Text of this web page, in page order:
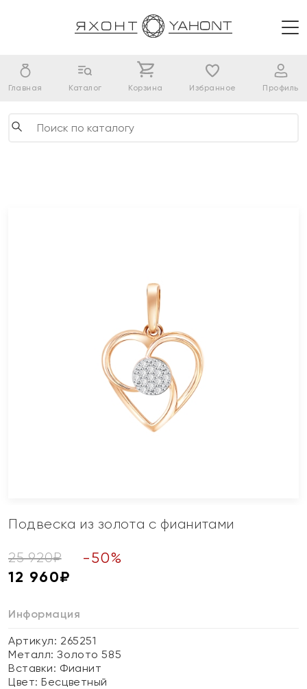
Главная Каталог Корзина Избранное Профиль
Подвеска из золота с фианитами
25 920₽ -50%
12 960₽
Информация
Артикул: 265251
Металл:Золото 585
Вставки: Фианит
Цвет:Бесцветный